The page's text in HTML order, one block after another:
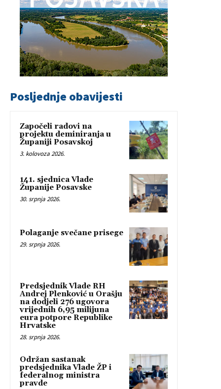
Posljednje obavijesti
Započeli radovi na
projektu deminiranja u
Županiji Posavskoj
3. kolovoza 2026.
141. sjednica Vlade
Županije Posavske
30. srpnja 2026.
Polaganje svečane prisege
29. srpnja 2026.
Predsjednik Vlade RH
Andrej Plenković u Orašju
na dodjeli 276 ugovora
vrijednih 6,95 milijuna
eura potpore Republike
Hrvatske
28. srpnja 2026.
Održan sastanak
predsjednika Vlade ŽP i
federalnog ministra
pravde